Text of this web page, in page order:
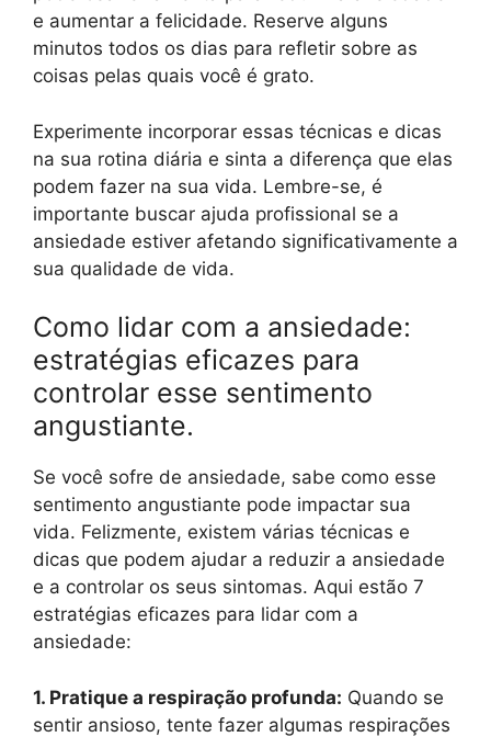
e aumentar a felicidade. Reserve alguns
minutos todos os dias para refletir sobre as
coisas pelas quais você é grato.
Experimente incorporar essas técnicas e dicas
na sua rotina diária e sinta a diferença que elas
podem fazer na sua vida. Lembre-se, é
importante buscar ajuda profissional se a
ansiedade estiver afetando significativamente a
sua qualidade de vida.
Como lidar com a ansiedade:
estratégias eficazes para
controlar esse sentimento
angustiante.
Se você sofre de ansiedade, sabe como esse
sentimento angustiante pode impactar sua
vida. Felizmente, existem várias técnicas e
dicas que podem ajudar a reduzir a ansiedade
e a controlar os seus sintomas. Aqui estão 7
estratégias eficazes para lidar com a
ansiedade:
1. Pratique a respiração profunda: Quando se
sentir ansioso, tente fazer algumas respirações